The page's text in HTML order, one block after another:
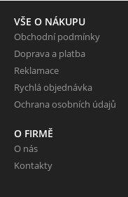
VŠE O NÁKUPU
Obchodní podmínky
Doprava a platba
Reklamace
Rychlá objednávka
Ochrana osobních údajů
O FIRMĚ
O nás
Kontakty